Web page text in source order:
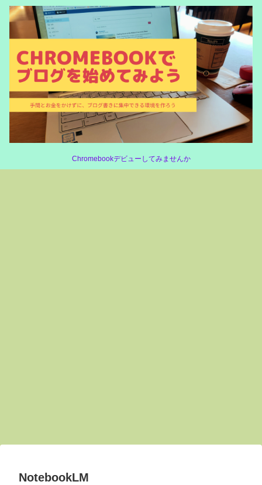
Chromebookデビューしてみませんか
NotebookLM